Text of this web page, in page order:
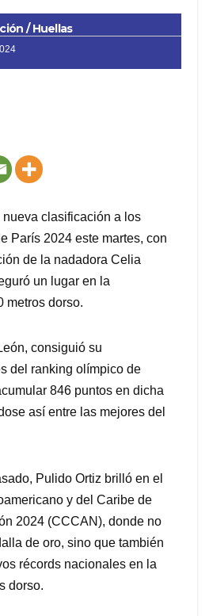
/ Huellas
clasificación a los
París 2024 este martes, con
de la nadadora Celia
un lugar en la
metros dorso.
consiguió su
del ranking olímpico de
846 puntos en dicha
así entre las mejores del
Pulido Ortiz brilló en el
y del Caribe de
2024 (CCCAN), donde no
de oro, sino que también
récords nacionales en la
dorso.